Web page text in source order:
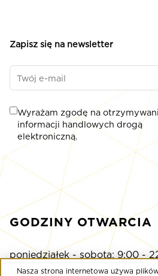
Zapisz się na newsletter
Wyrażam zgodę na
informacji handlowych drogą
elektroniczną.
GODZINY OTWARCIA
poniedziałek - sobota: 9:00 -
niedziela: 9:00 - 21:00
Nasza strona internetowa używa